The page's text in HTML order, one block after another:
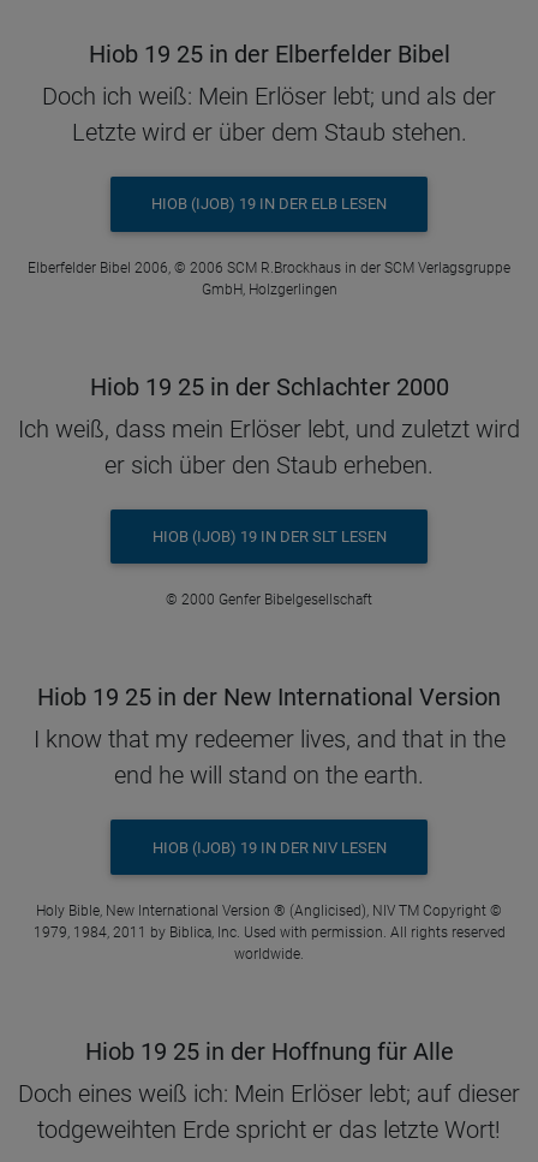
Hiob 19 25 in der Elberfelder Bibel
Doch ich weiß: Mein Erlöser lebt; und als der
Letzte wird er über dem Staub stehen.
HIOB (IJOB) 19 IN DER ELB LESEN
Elberfelder Bibel 2006, © 2006 SCM R.Brockhaus in der SCM Verlagsgruppe
GmbH, Holzgerlingen
Hiob 19 25 in der Schlachter 2000
Ich weiß, dass mein Erlöser lebt, und zuletzt wird
er sich über den Staub erheben.
HIOB (IJOB) 19 IN DER SLT LESEN
© 2000 Genfer Bibelgesellschaft
Hiob 19 25 in der New International Version
I know that my redeemer lives, and that in the
end he will stand on the earth.
HIOB (IJOB) 19 IN DER NIV LESEN
Holy Bible, New International Version ® (Anglicised), NIV TM Copyright ©
1979, 1984, 2011 by Biblica, Inc. Used with permission. All rights reserved
worldwide.
Hiob 19 25 in der Hoffnung für Alle
Doch eines weiß ich: Mein Erlöser lebt; auf dieser
todgeweihten Erde spricht er das letzte Wort!